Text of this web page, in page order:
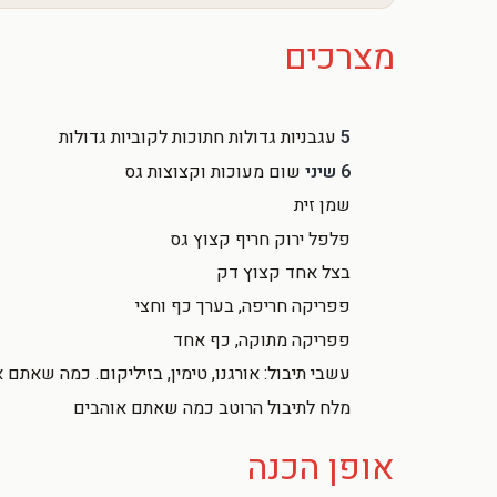
מצרכים
5 עגבניות גדולות חתוכות לקוביות גדולות
6 שיני
שום מעוכות וקצוצות גס
שמן זית
פלפל ירוק חריף קצוץ גס
בצל אחד קצוץ דק
פפריקה חריפה, בערך כף וחצי
פפריקה מתוקה, כף אחד
עשבי תיבול: אורגנו, טימין, בזיליקום. כמה שאתם
מלח לתיבול הרוטב כמה שאתם אוהבים
אופן הכנה